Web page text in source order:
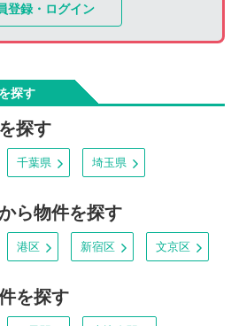
登録・ログイン
探す
探す
千葉県 埼玉県
ら物件を探す
港区 新宿区 文京区
を探す